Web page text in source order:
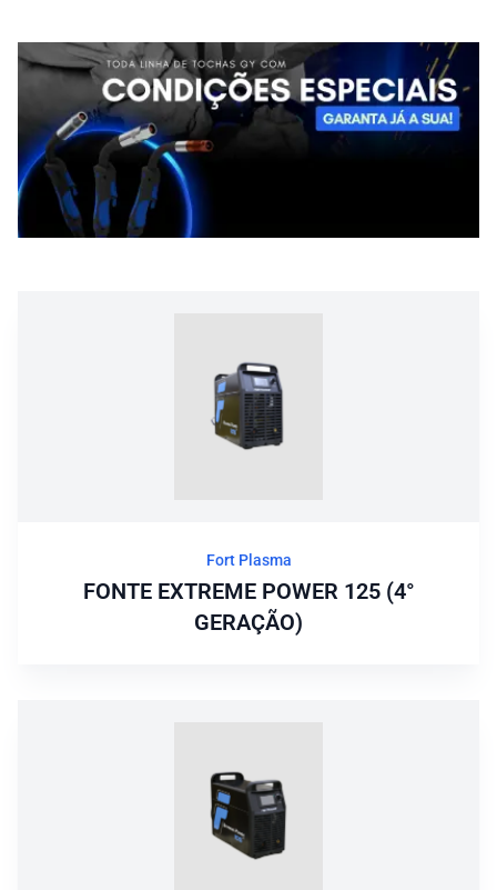
Catálogos
Fort Plasma
FONTE EXTREME POWER 125 (4°
GERAÇÃO)